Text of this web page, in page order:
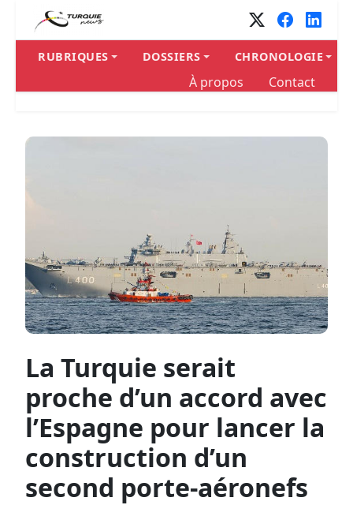
RUBRIQUES DOSSIERS CHRONOLOGIE
À propos Contact
La Turquie serait
proche d’un accord avec
l’Espagne pour lancer la
construction d’un
second porte-aéronefs